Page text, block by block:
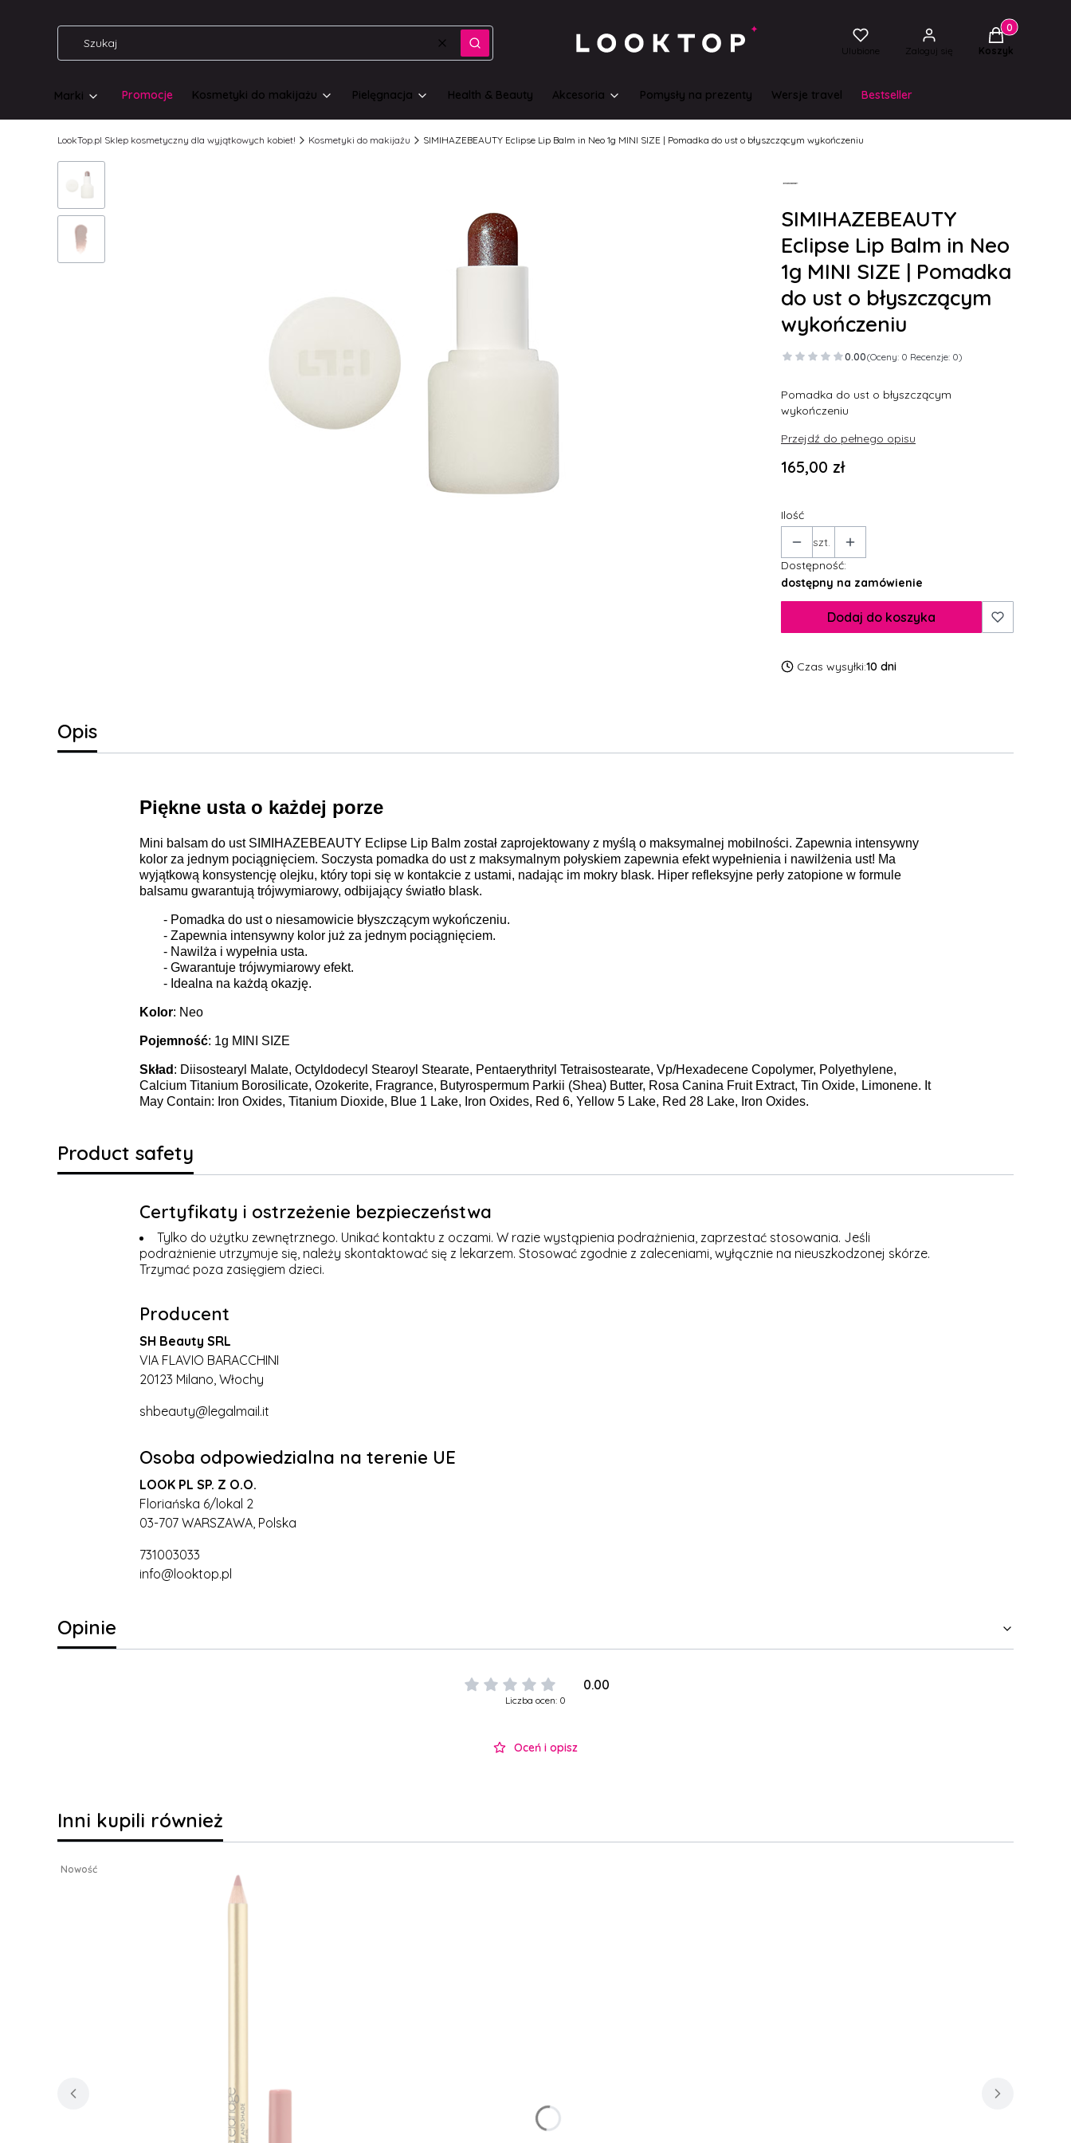
WyczyśćSzukaj Ulubione Zaloguj się
Produkty w
Koszyk
Marki Promocje Kosmetyki do makijażu Pielęgnacja Health & Beauty Akcesoria Pomysły na prezenty Wersje travel Bestseller
LookTop.pl Sklep kosmetyczny dla wyjątkowych kobiet! Kosmetyki do makijażu SIMIHAZEBEAUTY Eclipse Lip Balm in Neo 1g MINI SIZE | Pomadka do ust o błyszczącym wykończeniu
SIMIHAZEBEAUTY
Eclipse Lip Balm in Neo
1g MINI SIZE | Pomadka
do ust o błyszczącym
wykończeniu
0.00(Oceny: 0 Recenzje: 0)
Pomadka do ust o błyszczącym
wykończeniu
Przejdź do pełnego opisu
Cena
165,00 zł
Ilość
szt.
Dostępność:
dostępny na zamówienie
Dodaj do koszyka
Czas wysyłki:10 dni
Opis
Piękne usta o każdej porze
Mini balsam do ust SIMIHAZEBEAUTY Eclipse Lip Balm został zaprojektowany z myślą o maksymalnej mobilności. Zapewnia intensywny
kolor za jednym pociągnięciem. Soczysta pomadka do ust z maksymalnym połyskiem zapewnia efekt wypełnienia i nawilżenia ust! Ma
wyjątkową konsystencję olejku, który topi się w kontakcie z ustami, nadając im mokry blask. Hiper refleksyjne perły zatopione w formule
balsamu gwarantują trójwymiarowy, odbijający światło blask.
- Pomadka do ust o niesamowicie błyszczącym wykończeniu.
- Zapewnia intensywny kolor już za jednym pociągnięciem.
- Nawilża i wypełnia usta.
- Gwarantuje trójwymiarowy efekt.
- Idealna na każdą okazję.
Kolor: Neo
Pojemność: 1g MINI SIZE
Skład : Diisostearyl Malate, Octyldodecyl Stearoyl Stearate, Pentaerythrityl Tetraisostearate, Vp/Hexadecene Copolymer, Polyethylene,
Calcium Titanium Borosilicate, Ozokerite, Fragrance, Butyrospermum Parkii (Shea) Butter, Rosa Canina Fruit Extract, Tin Oxide, Limonene. It
May Contain: Iron Oxides, Titanium Dioxide, Blue 1 Lake, Iron Oxides, Red 6, Yellow 5 Lake, Red 28 Lake, Iron Oxides.
Product safety
Certyfikaty i ostrzeżenie bezpieczeństwa
Tylko do użytku zewnętrznego. Unikać kontaktu z oczami. W razie wystąpienia podrażnienia, zaprzestać stosowania. Jeśli
podrażnienie utrzymuje się, należy skontaktować się z lekarzem. Stosować zgodnie z zaleceniami, wyłącznie na nieuszkodzonej skórze.
Trzymać poza zasięgiem dzieci.
Producent
SH Beauty SRL
VIA FLAVIO BARACCHINI
20123 Milano, Włochy
shbeauty@legalmail.it
Osoba odpowiedzialna na terenie UE
LOOK PL SP. Z O.O.
Floriańska 6/lokal 2
03-707 WARSZAWA, Polska
731003033
info@looktop.pl
Opinie
0.00
Liczba ocen: 0
Oceń i opisz
Inni kupili również
Nowość